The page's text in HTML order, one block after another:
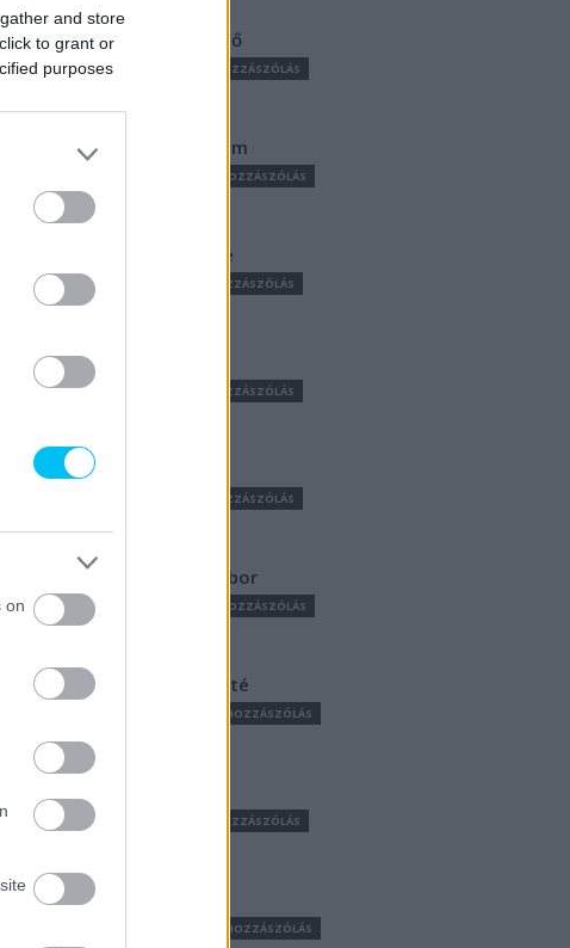
and store
to grant or
purposes
on
Hirszerkesztő
0 HOZZÁSZÓLÁS
Horváth Ádám
0 HOZZÁSZÓLÁS
Jámbor Máté
0 HOZZÁSZÓLÁS
0 HOZZÁSZÓLÁS
0 HOZZÁSZÓLÁS
Palencsár Tibor
0 HOZZÁSZÓLÁS
Pestality Máté
0 HOZZÁSZÓLÁS
0 HOZZÁSZÓLÁS
0 HOZZÁSZÓLÁS